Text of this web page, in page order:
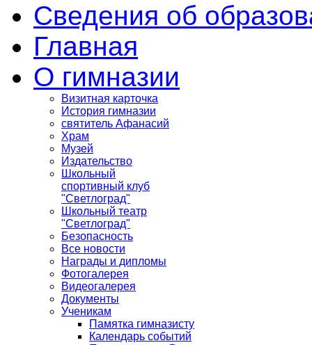
Сведения об
Главная
О гимназии
Визитная карточка
История гимназии
святитель Афанасий
Храм
Музей
Издательство
Школьный
спортивный клуб
"Светлоград"
Школьный театр
"Светлоград"
Безопасность
Все новости
Награды и дипломы
Фотогалерея
Видеогалерея
Документы
Ученикам
Памятка гимназисту
Календарь событий